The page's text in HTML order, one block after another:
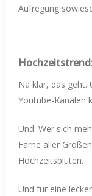
Aufregung
Na klar, das geht.
Youtube-Kanälen
Und: Wer sich
Farne aller
Hochzeitsblüten.
Und für eine